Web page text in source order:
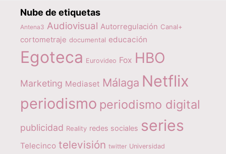
Nube de etiquetas
Antena3 Audiovisual Autorregulación Canal+
cortometraje documental educación
Egoteca Eurovideo Fox HBO
Marketing Mediaset Málaga Netflix
periodismo periodismo digital
publicidad Reality redes sociales series
Telecinco televisión twitter Universidad